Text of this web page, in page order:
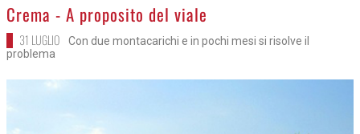
>
Crema - A proposito del viale
31 LUGLIO
Con due montacarichi e in pochi mesi si risolve il
problema